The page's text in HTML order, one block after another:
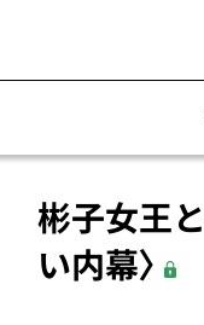
彬子女王
い内幕〉